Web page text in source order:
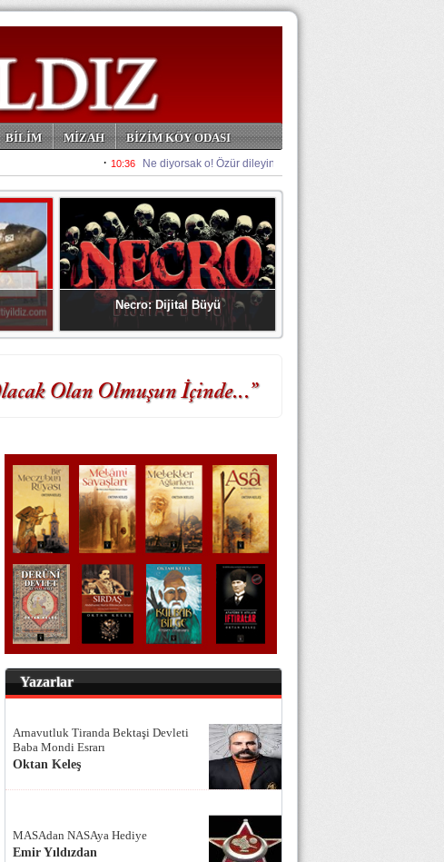
BİLİM MİZAH
BİZİM KÖY ODASI
Necro: Dijital Büyü
Yazarlar
Arnavutluk Tiranda Bektaşi Devleti
Baba Mondi Esrarı
Oktan Keleş
MASAdan NASAya Hediye
Emir Yıldızdan